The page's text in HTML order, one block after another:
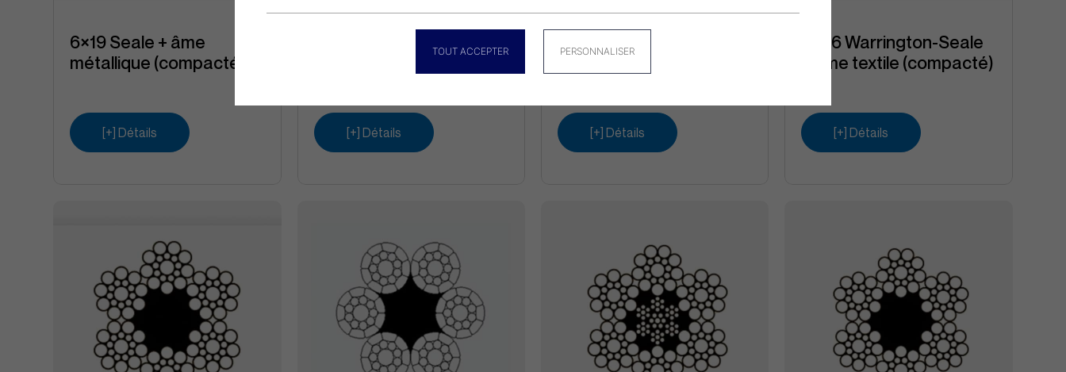
TOUT ACCEPTER PERSONNALISER
6×19 Seale + âme
métallique (compacté)
[+] Détails [+] Détails [+] Détails
6×26 Warrington-Seale
+ âme textile (compacté)
[+] Détails